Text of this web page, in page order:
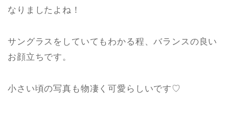
なりましたよね！
サングラスをしていてもわかる程、バランスの良い
お顔立ちです。
小さい頃の写真も物凄く可愛らしいです♡